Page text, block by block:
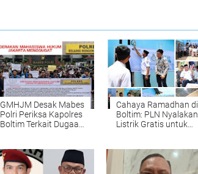
GMHJM Desak Mabes
Polri Periksa Kapolres
Boltim Terkait Dugaan
Cahaya Ramadhan di
Boltim: PLN Nyalakan
Listrik Gratis untuk
Energi Baru bagi
Harapan Rakyat